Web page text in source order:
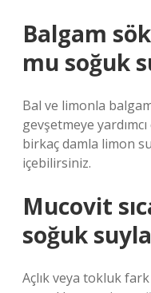
Balgam
mu soğuk
Bal ve limonla
gevşetmeye
birkaç damla limon
içebilirsiniz.
Mucovit
soğuk
Açlık veya tokluk